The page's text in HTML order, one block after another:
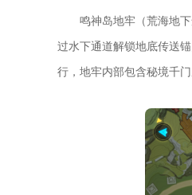
鸣神岛地牢（荒海地
过水下通道解锁地底传送
行，地牢内部包含秘境千